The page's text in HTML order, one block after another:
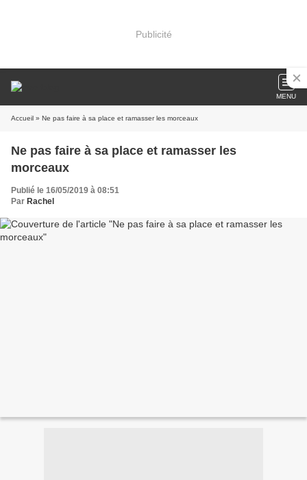
Publicité
MENU
Accueil » Ne pas faire à sa place et ramasser les morceaux
Ne pas faire à sa place et ramasser les
morceaux
Publié le 16/05/2019 à 08:51
Par Rachel